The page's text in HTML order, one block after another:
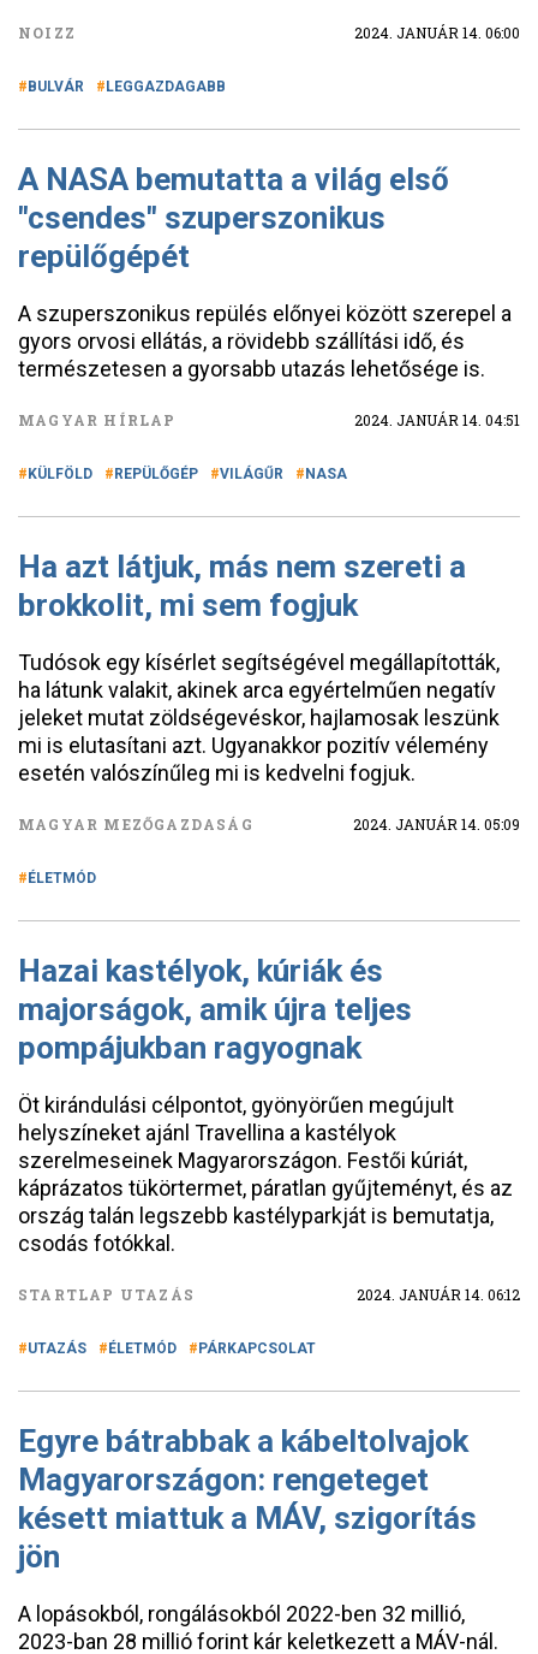
NOIZZ 2024. JANUÁR 14. 06:00
BULVÁR LEGGAZDAGABB
A NASA bemutatta a világ első
"csendes" szuperszonikus
repülőgépét
A szuperszonikus repülés előnyei között szerepel a
gyors orvosi ellátás, a rövidebb szállítási idő, és
természetesen a gyorsabb utazás lehetősége is.
MAGYAR HÍRLAP 2024. JANUÁR 14. 04:51
KÜLFÖLD REPÜLŐGÉP VILÁGŰR NASA
Ha azt látjuk, más nem szereti a
brokkolit, mi sem fogjuk
Tudósok egy kísérlet segítségével megállapították,
ha látunk valakit, akinek arca egyértelműen negatív
jeleket mutat zöldségevéskor, hajlamosak leszünk
mi is elutasítani azt. Ugyanakkor pozitív vélemény
esetén valószínűleg mi is kedvelni fogjuk.
MAGYAR MEZŐGAZDASÁG 2024. JANUÁR 14. 05:09
ÉLETMÓD
Hazai kastélyok, kúriák és
majorságok, amik újra teljes
pompájukban ragyognak
Öt kirándulási célpontot, gyönyörűen megújult
helyszíneket ajánl Travellina a kastélyok
szerelmeseinek Magyarországon. Festői kúriát,
káprázatos tükörtermet, páratlan gyűjteményt, és az
ország talán legszebb kastélyparkját is bemutatja,
csodás fotókkal.
STARTLAP UTAZÁS 2024. JANUÁR 14. 06:12
UTAZÁS ÉLETMÓD PÁRKAPCSOLAT
Egyre bátrabbak a kábeltolvajok
Magyarországon: rengeteget
késett miattuk a MÁV, szigorítás
jön
A lopásokból, rongálásokból 2022-ben 32 millió,
2023-ban 28 millió forint kár keletkezett a MÁV-nál.